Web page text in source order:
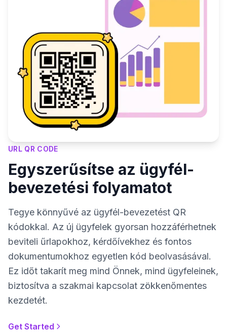
URL QR CODE
Egyszerűsítse az ügyfél-
bevezetési folyamatot
Tegye könnyűvé az ügyfél-bevezetést QR
kódokkal. Az új ügyfelek gyorsan hozzáférhetnek
beviteli űrlapokhoz, kérdőívekhez és fontos
dokumentumokhoz egyetlen kód beolvasásával.
Ez időt takarít meg mind Önnek, mind ügyfeleinek,
biztosítva a szakmai kapcsolat zökkenőmentes
kezdetét.
Get Started